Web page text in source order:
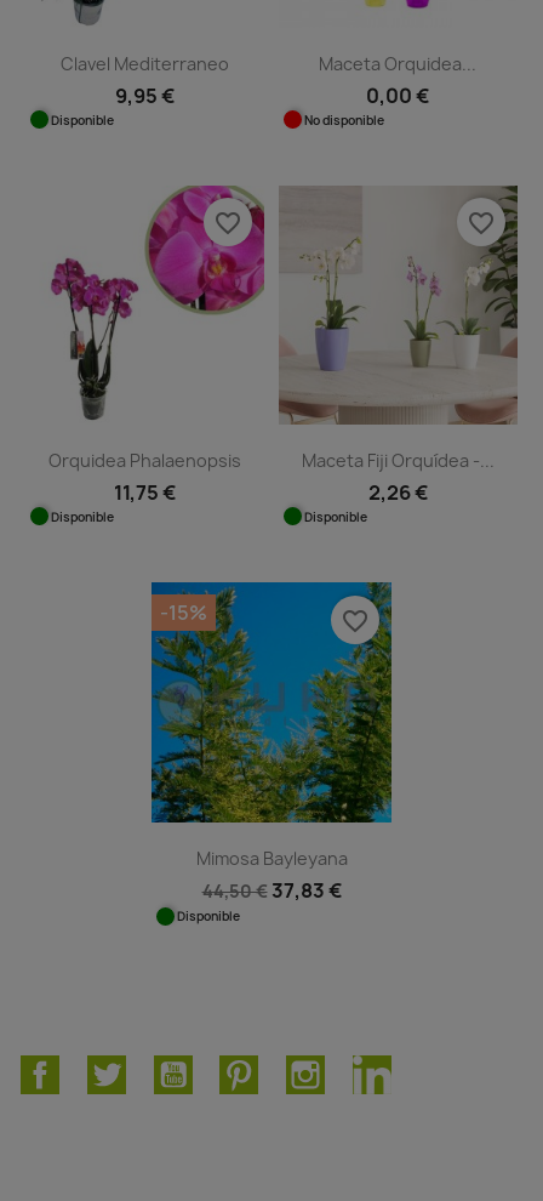
Clavel Mediterraneo
9,95 €
Disponible
Maceta Orquidea...
0,00 €
No disponible
Orquidea Phalaenopsis
11,75 €
Disponible
favorite_border
Maceta Fiji Orquídea -...
2,26 €
Disponible
favorite_border
Mimosa Bayleyana
44,50 € 37,83 €
Disponible
-15% favorite_border
FacebookTwitter YouTube PinterestInstagramLinkedIn